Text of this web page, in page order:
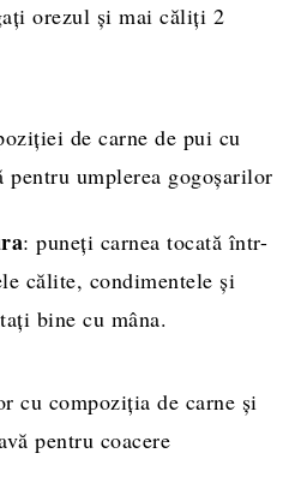
orezul și mai căliți 2
: puneți carnea tocată într-
călite, condimentele și
bine cu mâna.